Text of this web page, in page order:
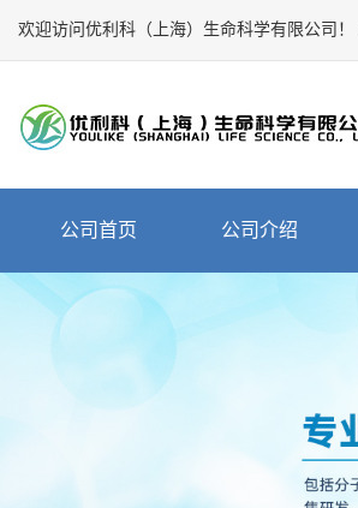
欢迎访问优利科（上海）生命科学有限公司！
Close
司
首
介
绍
公司首页 公司介绍